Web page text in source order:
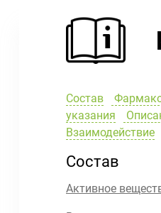
Состав
указания
Взаимодействие
Состав
Активное